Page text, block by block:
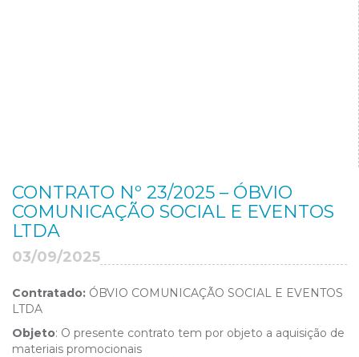
CONTRATO Nº 23/2025 – ÓBVIO
COMUNICAÇÃO SOCIAL E EVENTOS
LTDA
03/09/2025
Contratado: ÓBVIO COMUNICAÇÃO SOCIAL E EVENTOS
LTDA
Objeto: O presente contrato tem por objeto a aquisição de
materiais promocionais